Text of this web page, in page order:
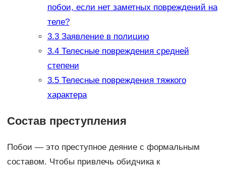
побои, если нет заметных повреждений на
теле?
3.3Заявление в полицию
3.4Телесные повреждения средней
степени
3.5Телесные повреждения тяжкого
характера
Состав преступления
Побои — это преступное деяние с формальным
составом. Чтобы привлечь обидчика к